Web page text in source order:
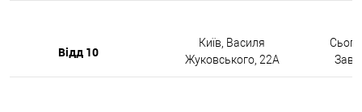
Відд 10
Київ, Василя
Жуковського, 22А